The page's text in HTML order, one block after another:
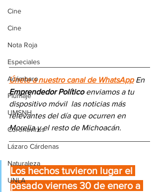
Cine
Cine
Nota Roja
Especiales
Acámbaro
Plumaje
UMSNH
Coronavirus
Lázaro Cárdenas
Naturaleza
UNLA
Únete a nuestro canal de WhatsApp En
Emprendedor Político enviamos a tu
dispositivo móvil las noticias más
relevantes del día que ocurren en
Morelia y el resto de Michoacán.
Los hechos tuvieron lugar el
pasado viernes 30 de enero a